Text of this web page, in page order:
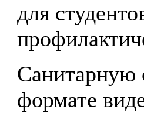
для
Санитарную
формате